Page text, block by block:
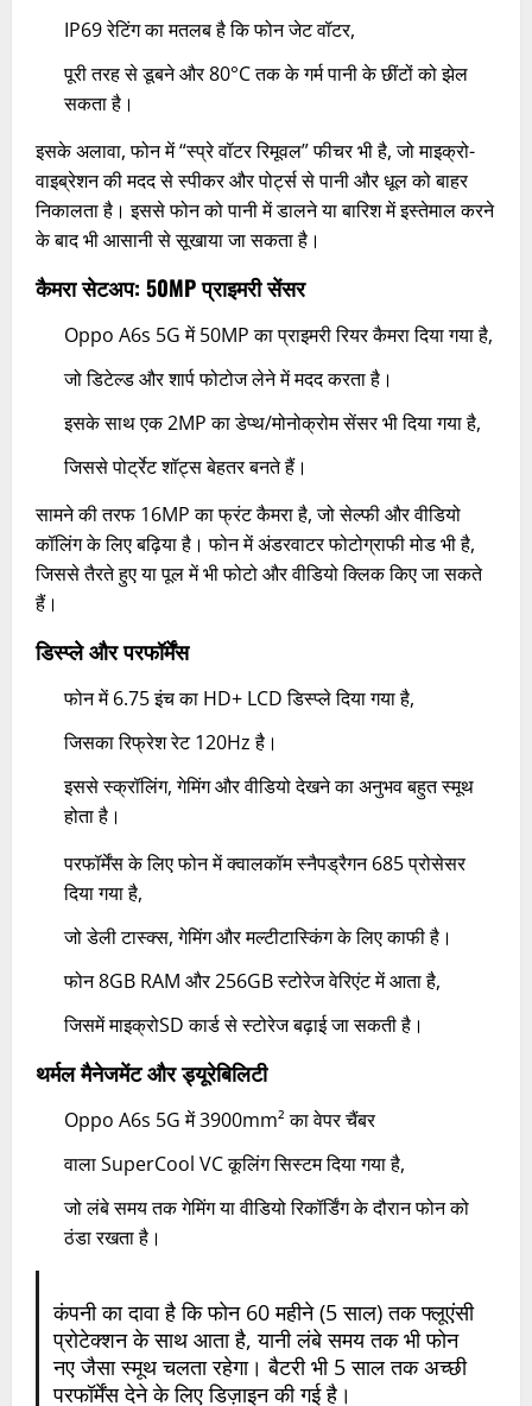
IP69 रेटिंग का मतलब है कि फोन जेट वॉटर,
पूरी तरह से डूबने और 80°C तक के गर्म पानी के छींटों को झेल
सकता है।
इसके अलावा, फोन में “स्प्रे वॉटर रिमूवल” फीचर भी है, जो माइक्रो-
वाइब्रेशन की मदद से स्पीकर और पोर्ट्स से पानी और धूल को बाहर
निकालता है। इससे फोन को पानी में डालने या बारिश में इस्तेमाल करने
के बाद भी आसानी से सूखाया जा सकता है।​
कैमरा सेटअप: 50MP प्राइमरी सेंसर
Oppo A6s 5G में 50MP का प्राइमरी रियर कैमरा दिया गया है,
जो डिटेल्ड और शार्प फोटोज लेने में मदद करता है।
इसके साथ एक 2MP का डेप्थ/मोनोक्रोम सेंसर भी दिया गया है,
जिससे पोर्ट्रेट शॉट्स बेहतर बनते हैं।
सामने की तरफ 16MP का फ्रंट कैमरा है, जो सेल्फी और वीडियो
कॉलिंग के लिए बढ़िया है। फोन में अंडरवाटर फोटोग्राफी मोड भी है,
जिससे तैरते हुए या पूल में भी फोटो और वीडियो क्लिक किए जा सकते
हैं।
डिस्प्ले और परफॉर्मेंस
फोन में 6.75 इंच का HD+ LCD डिस्प्ले दिया गया है,
जिसका रिफ्रेश रेट 120Hz है।
इससे स्क्रॉलिंग, गेमिंग और वीडियो देखने का अनुभव बहुत स्मूथ
होता है।
परफॉर्मेंस के लिए फोन में क्वालकॉम स्नैपड्रैगन 685 प्रोसेसर
दिया गया है,
जो डेली टास्क्स, गेमिंग और मल्टीटास्किंग के लिए काफी है।
फोन 8GB RAM और 256GB स्टोरेज वेरिएंट में आता है,
जिसमें माइक्रोSD कार्ड से स्टोरेज बढ़ाई जा सकती है।
थर्मल मैनेजमेंट और ड्यूरेबिलिटी
Oppo A6s 5G में 3900mm² का वेपर चैंबर
वाला SuperCool VC कूलिंग सिस्टम दिया गया है,
जो लंबे समय तक गेमिंग या वीडियो रिकॉर्डिंग के दौरान फोन को
ठंडा रखता है।
कंपनी का दावा है कि फोन 60 महीने (5 साल) तक फ्लूएंसी
प्रोटेक्शन के साथ आता है, यानी लंबे समय तक भी फोन
नए जैसा स्मूथ चलता रहेगा। बैटरी भी 5 साल तक अच्छी
परफॉर्मेंस देने के लिए डिज़ाइन की गई है।